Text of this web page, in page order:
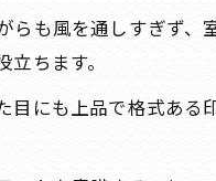
も風を通しすぎず
ちます。
目にも上品で格式あ